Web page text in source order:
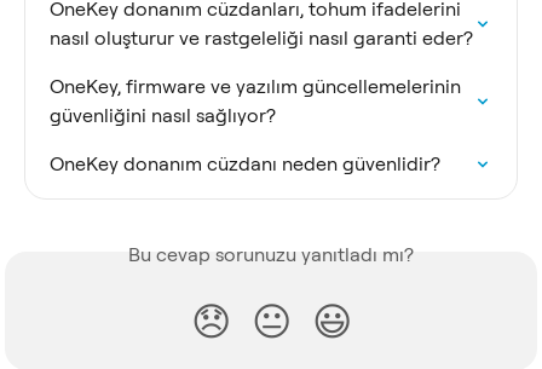
OneKey donanım cüzdanları, tohum ifadelerini
nasıl oluşturur ve rastgeleliği nasıl garanti eder?
OneKey, firmware ve yazılım güncellemelerinin
güvenliğini nasıl sağlıyor?
OneKey donanım cüzdanı neden güvenlidir?
Bu cevap sorunuzu yanıtladı mı?
😞 😐 😃